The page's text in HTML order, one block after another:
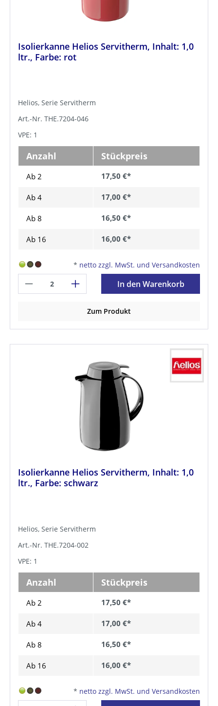
Isolierkanne Helios Servitherm, Inhalt: 1,0
ltr., Farbe: rot
Helios, Serie Servitherm
Art.-Nr. THE.7204-046
VPE: 1
Anzahl Stückpreis
Ab 2 17,50 €*
Ab 4 17,00 €*
Ab 8 16,50 €*
Ab 16 16,00 €*
* netto zzgl. MwSt. und Versandkosten
In den Warenkorb
Zum Produkt
Isolierkanne Helios Servitherm, Inhalt: 1,0
ltr., Farbe: schwarz
Helios, Serie Servitherm
Art.-Nr. THE.7204-002
VPE: 1
Anzahl Stückpreis
Ab 2 17,50 €*
Ab 4 17,00 €*
Ab 8 16,50 €*
Ab 16 16,00 €*
* netto zzgl. MwSt. und Versandkosten